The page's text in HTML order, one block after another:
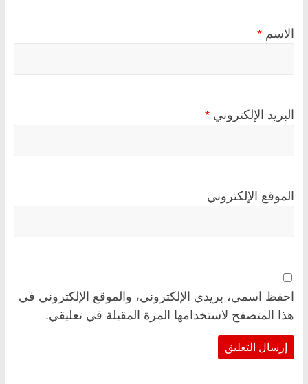
الاسم *
البريد الإلكتروني *
الموقع الإلكتروني
احفظ اسمي، بريدي الإلكتروني، والموقع الإلكتروني في
هذا المتصفح لاستخدامها المرة المقبلة في تعليقي.